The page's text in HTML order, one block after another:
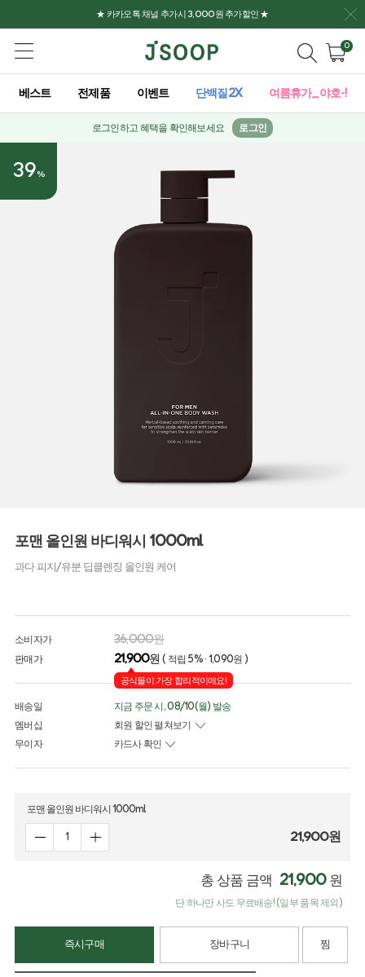
★ 카카오톡 채널 추가시 3,000원 추가할인 ★
0
베스트 전제품 이벤트 단백질2X 여름휴가_야호-!
로그인하고 혜택을 확인해보세요 로그인
39%
포맨 올인원 바디워시 1000ml
과다 피지/유분 딥클렌징 올인원 케어
소비자가 36,000원
판매가 21,900원 ( 적립 5% · 1,090원 )
공식몰이 가장 합리적이에요!
배송일
지금 주문 시, 08/10(월) 발송
멤버십
회원 할인 펼쳐보기
무이자
카드사 확인
포맨 올인원 바디워시 1000ml
21,900원
총 상품 금액 21,900 원
단 하나만 사도 무료배송! (일부 품목 제외)
즉시구매 장바구니 찜